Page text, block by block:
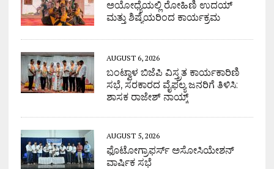
ಅಯೋಧ್ಯೆಯಲ್ಲಿ ರೋಹಿಣಿ ಉದಯ್
ಮತ್ತು ಶಿಷ್ಯೆಯರಿಂದ ಕಾರ್ಯಕ್ರಮ
AUGUST 6, 2026
ಬಂಟ್ವಾಳ ಬಿಜೆಪಿ ವಿಸ್ತ್ರತ ಕಾರ್ಯಕಾರಿಣಿ
ಸಭೆ, ಸರಕಾರದ ವೈಫಲ್ಯ ಜನರಿಗೆ ತಿಳಿಸಿ:
ಶಾಸಕ ರಾಜೇಶ್ ನಾಯ್ಕ್
AUGUST 5, 2026
ಫೊಟೋಗ್ರಾಫರ್ಸ್ ಅಸೋಸಿಯೇಶನ್
ವಾರ್ಷಿಕ ಸಭೆ